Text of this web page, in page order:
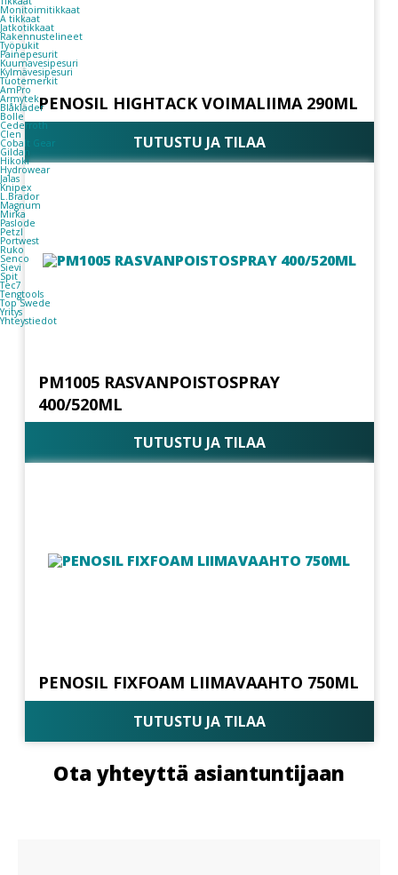
Monitoimitikkaat
A tikkaat
Jatkotikkaat
Rakennustelineet
Työpukit
Painepesurit
Kuumavesipesuri
Kylmävesipesuri
Tuotemerkit
AmPro
Armytek
Blåkläder
Bolle
Cederroth
Clen
Cobalt Gear
Gildan
Hikoki
Hydrowear
Jalas
Knipex
L.Brador
Magnum
Mirka
Paslode
Petzl
Portwest
Ruko
Senco
Sievi
Spit
Tec7
Tengtools
Top Swede
Yritys
Yhteystiedot
PENOSIL HIGHTACK VOIMALIIMA 290ML
TUTUSTU JA TILAA
PM1005 RASVANPOISTOSPRAY
400/520ML
TUTUSTU JA TILAA
PENOSIL FIXFOAM LIIMAVAAHTO 750ML
TUTUSTU JA TILAA
Ota yhteyttä asiantuntijaan